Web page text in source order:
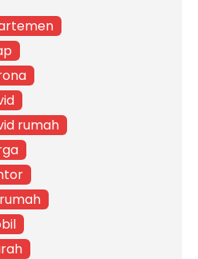
rumah